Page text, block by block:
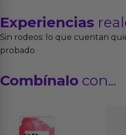
Experiencias
Sin rodeos: lo que cuentan
probado
Combínalo con...